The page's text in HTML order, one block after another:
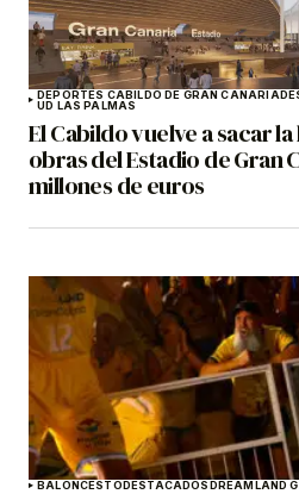
DEPORTES CABILDO DE GRAN CANARIA
UD LAS PALMAS
El Cabildo vuelve a sacar
obras del Estadio de Gran
millones de euros
BALONCESTODESTACADOSDREAMLAND